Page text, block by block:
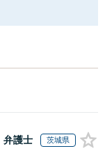
弁護士 茨城県